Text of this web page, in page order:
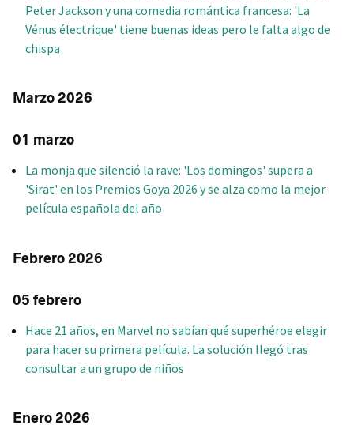
Peter Jackson y una comedia romántica francesa: 'La
Vénus électrique' tiene buenas ideas pero le falta algo de
chispa
Marzo 2026
01 marzo
La monja que silenció la rave: 'Los domingos' supera a
'Sirat' en los Premios Goya 2026 y se alza como la mejor
película española del año
Febrero 2026
05 febrero
Hace 21 años, en Marvel no sabían qué superhéroe elegir
para hacer su primera película. La solución llegó tras
consultar a un grupo de niños
Enero 2026